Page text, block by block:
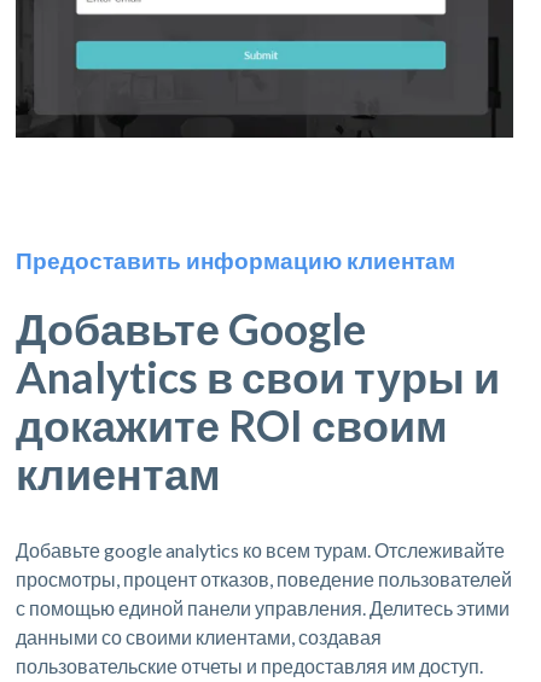
Предоставить информацию клиентам
Добавьте Google
Analytics в свои туры и
докажите ROI своим
клиентам
Добавьте google analytics ко всем турам. Отслеживайте
просмотры, процент отказов, поведение пользователей
с помощью единой панели управления. Делитесь этими
данными со своими клиентами, создавая
пользовательские отчеты и предоставляя им доступ.